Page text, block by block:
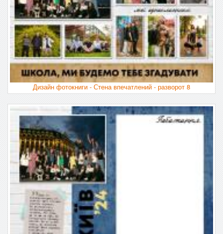
Дизайн фотокниги - Стена впечатлений - разворот 8